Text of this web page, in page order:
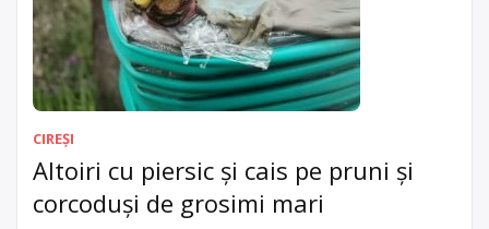
CIREȘI
Altoiri cu piersic și cais pe pruni și
corcoduși de grosimi mari